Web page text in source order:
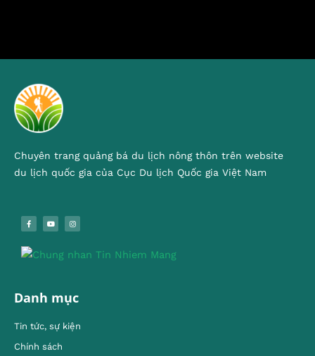
Chuyên trang quảng bá du lịch nông thôn trên website
du lịch quốc gia của Cục Du lịch Quốc gia Việt Nam
Danh mục
Tin tức, sự kiện
Chính sách